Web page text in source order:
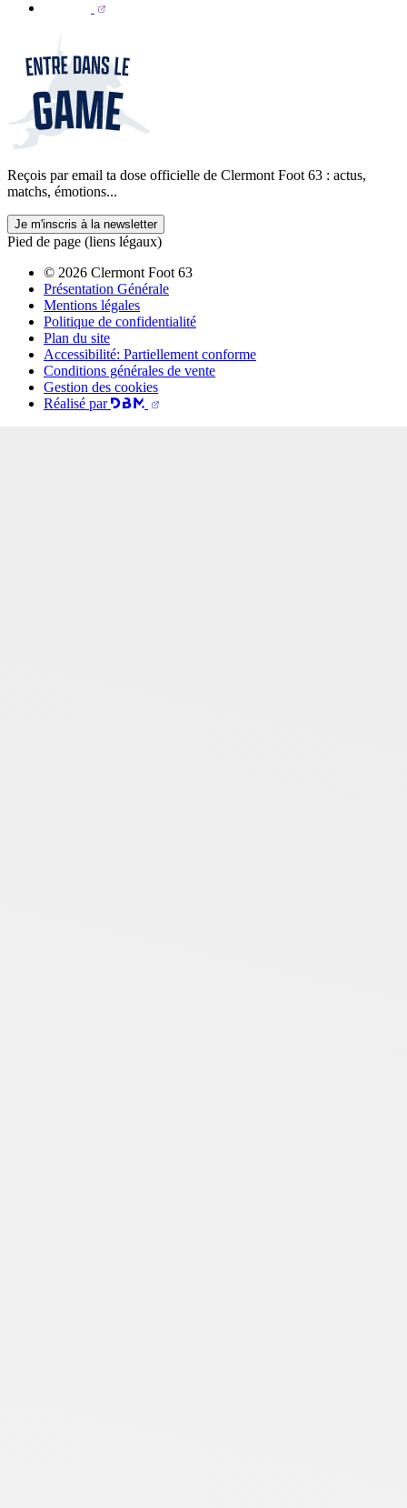
Reçois par email ta dose officielle de Clermont Foot 63 : actus,
matchs, émotions...
Je m'inscris à la newsletter
Pied de page (liens légaux)
© 2026 Clermont Foot 63
Présentation Générale
Mentions légales
Politique de confidentialité
Plan du site
Accessibilité: Partiellement conforme
Conditions générales de vente
Gestion des cookies
Réalisé par